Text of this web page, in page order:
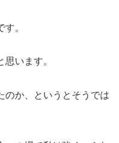
。
います。
のか、というとそうでは